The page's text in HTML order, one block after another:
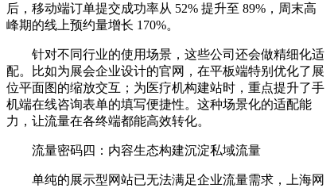
后，移动端订单提交成功率从 52% 提升至 89%，周末高
峰期的线上预约量增长 170%。
针对不同行业的使用场景，这些公司还会做精细化适
配。比如为展会企业设计的官网，在平板端特别优化了展
位平面图的缩放交互；为医疗机构建站时，重点提升了手
机端在线咨询表单的填写便捷性。这种场景化的适配能
力，让流量在各终端都能高效转化。
流量密码四：内容生态构建沉淀私域流量
单纯的展示型网站已无法满足企业流量需求，上海网